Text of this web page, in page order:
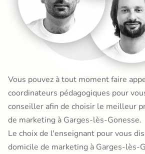
Vous pouvez à tout moment faire
coordinateurs pédagogiques pour
conseiller afin de choisir le meilleur
de marketing à Garges-lès-Gonesse.
Le choix de l'enseignant pour vous
domicile de marketing à Garges-lès-